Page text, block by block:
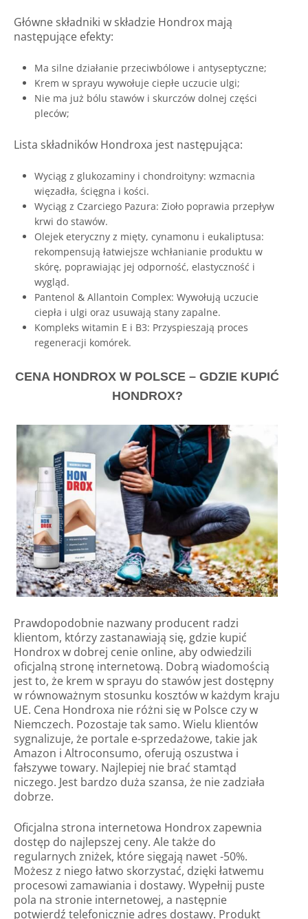
Główne składniki w składzie Hondrox mają
następujące efekty:
Ma silne działanie przeciwbólowe i antyseptyczne;
Krem w sprayu wywołuje ciepłe uczucie ulgi;
Nie ma już bólu stawów i skurczów dolnej części
pleców;
Lista składników Hondroxa jest następująca:
Wyciąg z glukozaminy i chondroityny: wzmacnia
więzadła, ścięgna i kości.
Wyciąg z Czarciego Pazura: Zioło poprawia przepływ
krwi do stawów.
Olejek eteryczny z mięty, cynamonu i eukaliptusa:
rekompensują łatwiejsze wchłanianie produktu w
skórę, poprawiając jej odporność, elastyczność i
wygląd.
Pantenol & Allantoin Complex: Wywołują uczucie
ciepła i ulgi oraz usuwają stany zapalne.
Kompleks witamin E i B3: Przyspieszają proces
regeneracji komórek.
CENA HONDROX W POLSCE – GDZIE KUPIĆ
HONDROX?
Prawdopodobnie nazwany producent radzi
klientom, którzy zastanawiają się, gdzie kupić
Hondrox w dobrej cenie online, aby odwiedzili
oficjalną stronę internetową. Dobrą wiadomością
jest to, że krem ​​w sprayu do stawów jest dostępny
w równoważnym stosunku kosztów w każdym kraju
UE. Cena Hondroxa nie różni się w Polsce czy w
Niemczech. Pozostaje tak samo. Wielu klientów
sygnalizuje, że portale e-sprzedażowe, takie jak
Amazon i Altroconsumo, oferują oszustwa i
fałszywe towary. Najlepiej nie brać stamtąd
niczego. Jest bardzo duża szansa, że ​​nie zadziała
dobrze.
Oficjalna strona internetowa Hondrox zapewnia
dostęp do najlepszej ceny. Ale także do
regularnych zniżek, które sięgają nawet -50%.
Możesz z niego łatwo skorzystać, dzięki łatwemu
procesowi zamawiania i dostawy. Wypełnij puste
pola na stronie internetowej, a następnie
potwierdź telefonicznie adres dostawy. Produkt